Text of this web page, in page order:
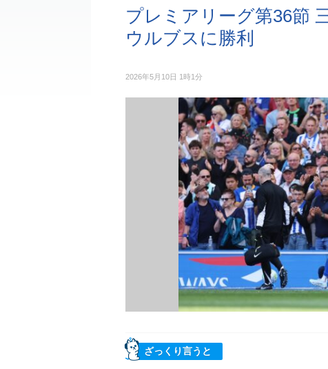
プレミアリーグ第36節
ウルブスに勝利
2026年5月10日 1時1分
ざっくり言うと